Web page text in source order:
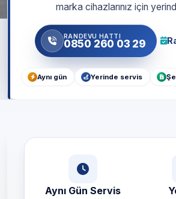
marka cihazlarınız için
RANDEVU HATTI
0850 260 03 29
Aynı gün Yerinde servis
Aynı Gün Servis